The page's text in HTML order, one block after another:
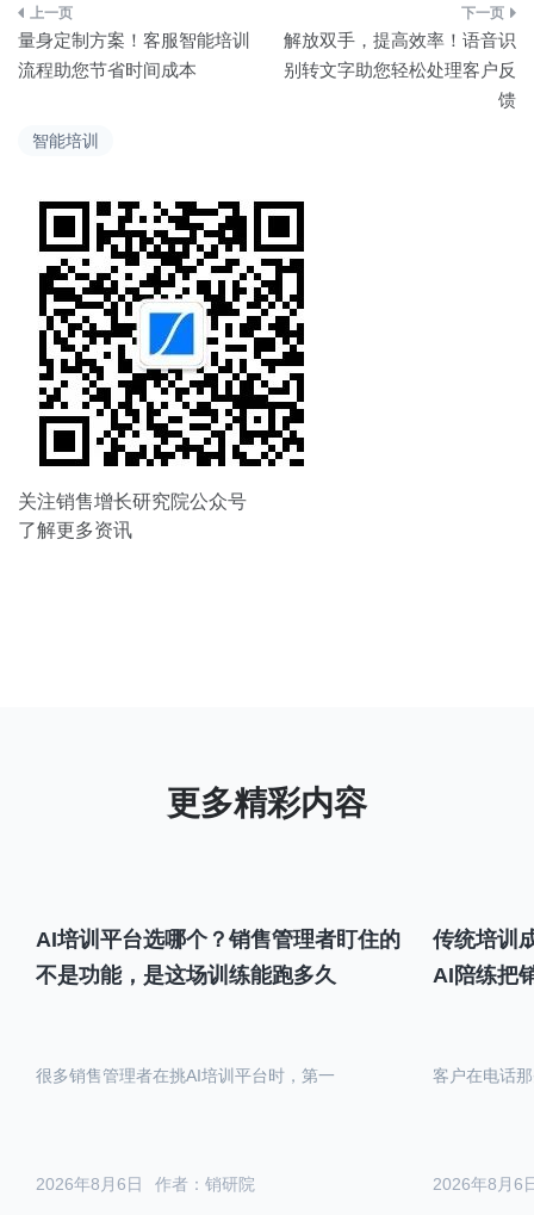
智能培训
文
章
量身定制方案！客服智能培训
流程助您节省时间成本
解放双手，提高效率！语音识
别转文字助您轻松处理客户反
馈
关注销售增长研究院公众号
了解更多资讯
AI培训平台选哪个？销售管理者盯住的
不是功能，是这场训练能跑多久
作者：销研院
2026年8月6日
很多销售管理者在挑AI培训平台时，第一
传统培训
AI陪练把
2026年8月6
客户在电话